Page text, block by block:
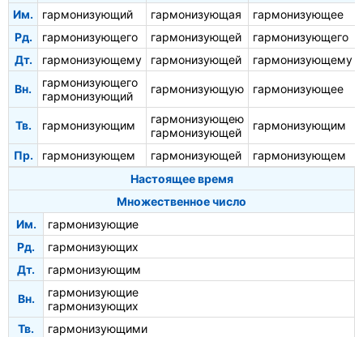
Им.
гармонизующий гармонизующая
гармонизующее
Рд.
гармонизующего гармонизующей
гармонизующего
Дт.
гармонизующему гармонизующей гармонизующему
Вн.
гармонизующего
гармонизующий
гармонизующую гармонизующее
Тв. гармонизующим
гармонизующею
гармонизующей
гармонизующим
Пр. гармонизующем гармонизующей
гармонизующем
Настоящее время
Множественное число
Им.
гармонизующие
Рд.
гармонизующих
Дт.
гармонизующим
Вн.
гармонизующие
гармонизующих
Тв.
гармонизующими